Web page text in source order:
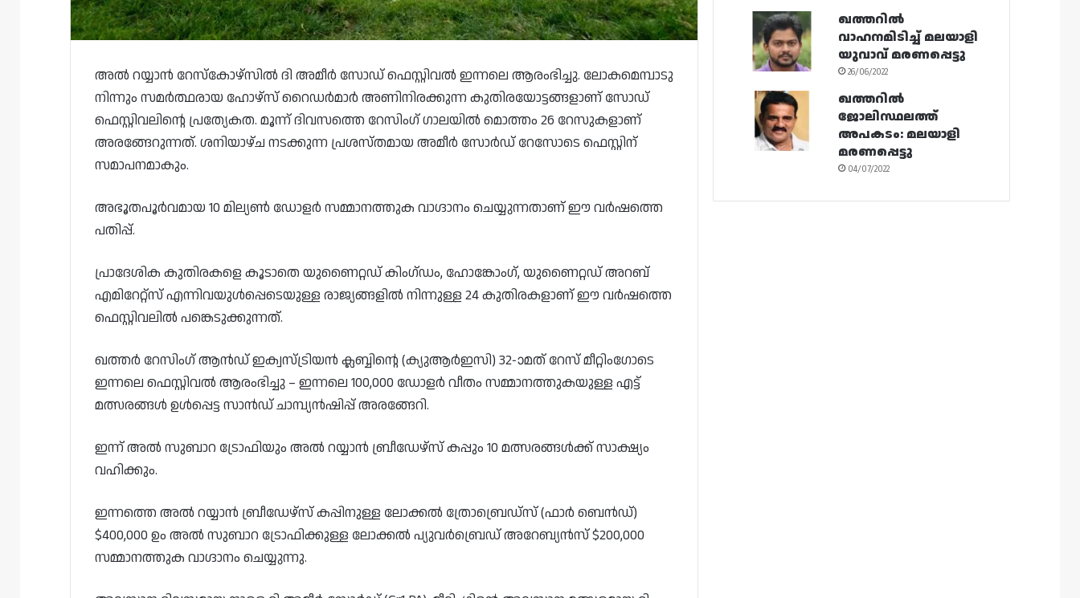
അൽ റയ്യാൻ റേസ്‌കോഴ്‌സിൽ ദി അമീർ സോഡ് ഫെസ്റ്റിവൽ ഇന്നലെ ആരംഭിച്ചു. ലോകമെമ്പാടു
നിന്നും സമർത്ഥരായ ഹോഴ്‌സ് റൈഡർമാർ അണിനിരക്കുന്ന കുതിരയോട്ടങ്ങളാണ് സോഡ്
ഫെസ്റ്റിവലിന്റെ പ്രത്യേകത. മൂന്ന് ദിവസത്തെ റേസിംഗ് ഗാലയിൽ മൊത്തം 26 റേസുകളാണ്
അരങ്ങേറുന്നത്. ശനിയാഴ്ച നടക്കുന്ന പ്രശസ്തമായ അമീർ സോർഡ് റേസോടെ ഫെസ്റ്റിന്
സമാപനമാകും.
അഭൂതപൂർവമായ 10 മില്യൺ ഡോളർ സമ്മാനത്തുക വാഗ്ദാനം ചെയ്യുന്നതാണ് ഈ വർഷത്തെ
പതിപ്പ്.
പ്രാദേശിക കുതിരകളെ കൂടാതെ യുണൈറ്റഡ് കിംഗ്ഡം, ഹോങ്കോംഗ്, യുണൈറ്റഡ് അറബ്
എമിറേറ്റ്സ് എന്നിവയുൾപ്പെടെയുള്ള രാജ്യങ്ങളിൽ നിന്നുള്ള 24 കുതിരകളാണ് ഈ വർഷത്തെ
ഫെസ്റ്റിവലിൽ പങ്കെടുക്കുന്നത്.
ഖത്തർ റേസിംഗ് ആൻഡ് ഇക്വസ്‌ട്രിയൻ ക്ലബ്ബിന്റെ (ക്യുആർഇസി) 32-ാമത് റേസ് മീറ്റിംഗോടെ
ഇന്നലെ ഫെസ്റ്റിവൽ ആരംഭിച്ചു – ഇന്നലെ 100,000 ഡോളർ വീതം സമ്മാനത്തുകയുള്ള എട്ട്
മത്സരങ്ങൾ ഉൾപ്പെട്ട സാൻഡ് ചാമ്പ്യൻഷിപ്പ് അരങ്ങേറി.
ഇന്ന് അൽ സുബാറ ട്രോഫിയും അൽ റയ്യാൻ ബ്രീഡേഴ്‌സ് കപ്പും 10 മത്സരങ്ങൾക്ക് സാക്ഷ്യം
വഹിക്കും.
ഇന്നത്തെ അൽ റയ്യാൻ ബ്രീഡേഴ്‌സ് കപ്പിനുള്ള ലോക്കൽ ത്രോബ്രെഡ്‌സ് (ഫാർ ബെൻഡ്)
$400,000 ഉം അൽ സുബാറ ട്രോഫിക്കുള്ള ലോക്കൽ പ്യുവർബ്രെഡ് അറേബ്യൻസ് $200,000
സമ്മാനത്തുക വാഗ്ദാനം ചെയ്യുന്നു.
ഖത്തറിൽ
വാഹനമിടിച്ച് മലയാളി
യുവാവ് മരണപ്പെട്ടു
26/06/2022
ഖത്തറിൽ
ജോലിസ്ഥലത്ത്
അപകടം: മലയാളി
മരണപ്പെട്ടു
04/07/2022